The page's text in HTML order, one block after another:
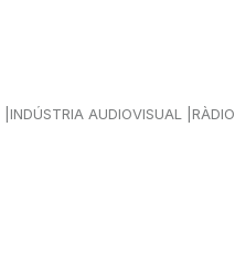
INDÚSTRIA AUDIOVISUAL RÀDIO